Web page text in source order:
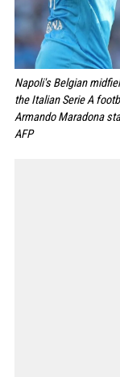
Napoli's Belgian
the Italian Serie A
Armando Maradona
AFP